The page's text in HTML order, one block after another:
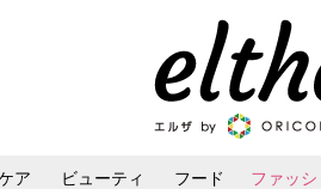
ア ビューティ フード ファッシ